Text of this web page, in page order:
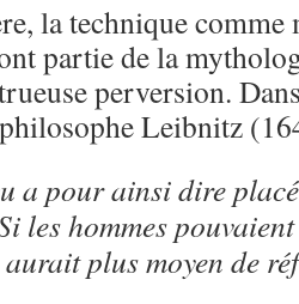
la technique comme
partie de la
perversion.
Leibnitz
a pour ainsi dire
les hommes
plus moyen de